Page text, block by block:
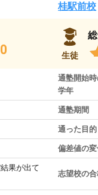
果が出て
桂駅前校
生徒
通塾開始
学年
通塾期間
通った目的
偏差値の
志望校の